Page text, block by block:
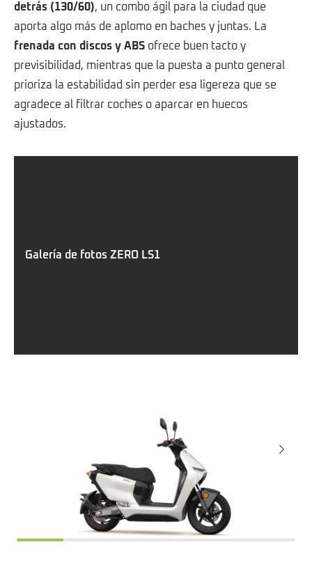
detrás (130/60), un combo ágil para la ciudad que
aporta algo más de aplomo en baches y juntas. La
frenada con discos y ABS ofrece buen tacto y
previsibilidad, mientras que la puesta a punto general
prioriza la estabilidad sin perder esa ligereza que se
agradece al filtrar coches o aparcar en huecos
ajustados.
Galería de fotos ZERO LS1